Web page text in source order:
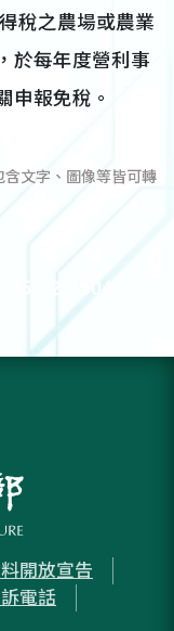
稅之農場或農業
於每年度營利事
申報免稅。
文字、圖像等皆可轉
05-22:3,604
開放宣告
電話